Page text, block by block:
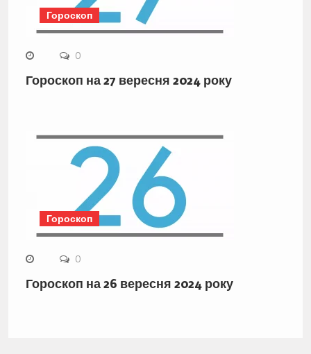
Гороскоп
0
Гороскоп на 27 вересня 2024 року
Гороскоп
0
Гороскоп на 26 вересня 2024 року